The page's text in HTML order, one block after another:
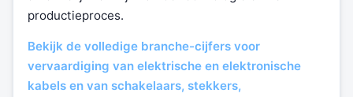
productieproces.
Bekijk de volledige branche-cijfers voor
vervaardiging van elektrische en elektronische
kabels en van schakelaars, stekkers,